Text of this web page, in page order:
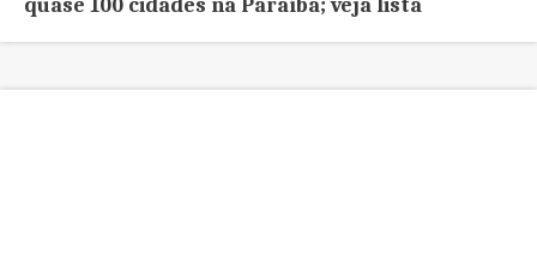
quase 100 cidades na Paraíba; veja lista